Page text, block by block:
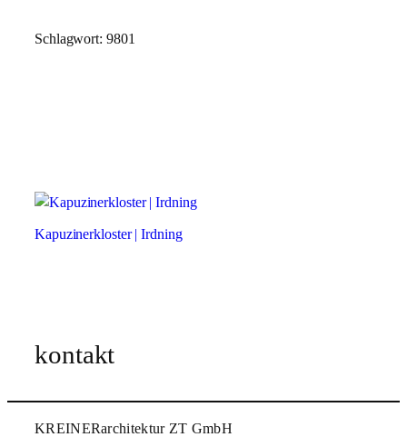
Schlagwort: 9801
Kapuzinerkloster | Irdning
kontakt
KREINERarchitektur ZT GmbH